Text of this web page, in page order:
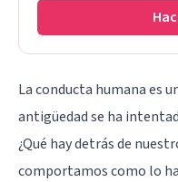
La conducta humana es
antigüedad se ha
¿Qué hay detrás de
comportamos como lo